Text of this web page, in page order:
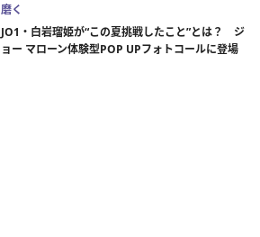
磨く
JO1・白岩瑠姫が“この夏挑戦したこと”とは？ ジ
ョー マローン体験型POP UPフォトコールに登場